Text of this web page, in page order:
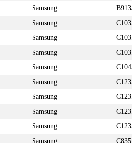
Samsung
Samsung
Samsung
Samsung
Samsung
Samsung
Samsung
Samsung
Samsung
Samsung
C835